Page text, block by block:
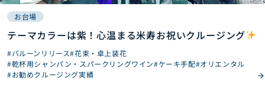
お台場
テーマカラーは紫！心温まる米寿お祝いクルージング
#バルーンリリース#花束・卓上装花
#乾杯用シャンパン・スパークリングワイン#ケーキ手配#オリエンタル
#お勧めクルージング実績